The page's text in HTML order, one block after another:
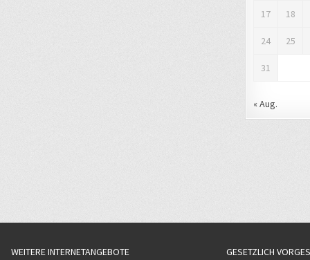
17 18
24 25
31
« Aug.
WEITERE INTERNETANGEBOTE GESETZLICH